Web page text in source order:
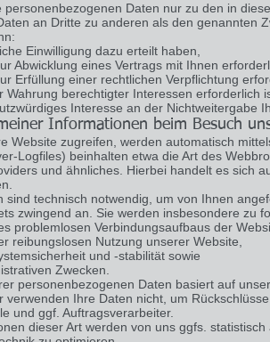
personenbezogenen Daten nur zu den in
an Dritte zu anderen als den genannten
Einwilligung dazu erteilt haben,
Abwicklung eines Vertrags mit Ihnen
Erfüllung einer rechtlichen Verpflichtung
Wahrung berechtigter Interessen erforderlich
Interesse an der Nichtweitergabe
Informationen beim Besuch
Website zugreifen, werden automatisch
Logfiles) beinhalten etwa die Art des
und ähnliches. Hierbei handelt es sich
sind technisch notwendig, um von Ihnen
zwingend an. Sie werden insbesondere zu
problemlosen Verbindungsaufbaus der
reibungslosen Nutzung unserer Website,
und -stabilität sowie
Zwecken.
personenbezogenen Daten basiert auf
verwenden Ihre Daten nicht, um
und ggf. Auftragsverarbeiter.
dieser Art werden von uns ggfs.